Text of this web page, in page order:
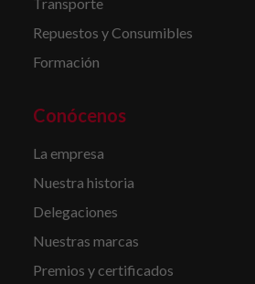
Repuestos y Consumibles
Formación
Conócenos
La empresa
Nuestra historia
Delegaciones
Nuestras marcas
Premios y certificados